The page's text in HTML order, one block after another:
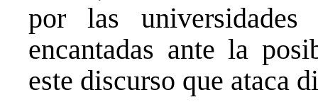
por las
encantadas ante la
este discurso que ataca